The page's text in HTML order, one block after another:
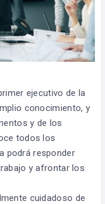
ejecutivo de la
conocimiento, y
y de los
todos los
podrá responder
y afrontar los
cuidadoso de